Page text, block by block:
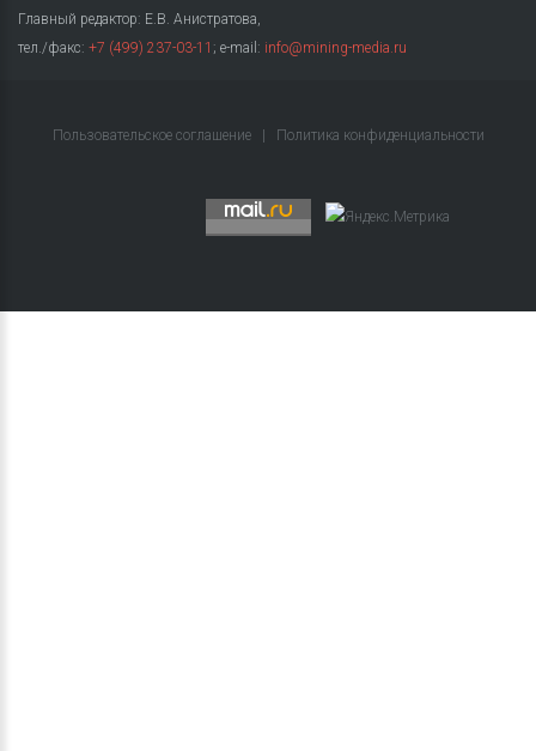
Главный редактор: Е.В. Анистратова,
тел./факс: +7 (499) 237-03-11 ; e-mail: info@mining-media.ru
Пользовательское соглашение Политика конфиденциальности